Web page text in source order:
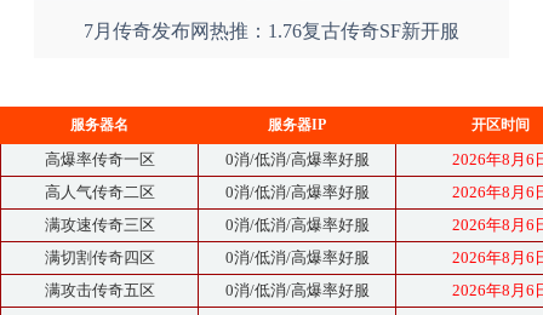
7月传奇发布网热推：1.76复古传奇SF新开服
服务器名 服务器IP 开区时间
高爆率传奇一区 0消/低消/高爆率好服
2026年8月6
高人气传奇二区
0消/低消/高爆率好服
2026年8月6
满攻速传奇三区
0消/低消/高爆率好服
2026年8月6
满切割传奇四区
0消/低消/高爆率好服
2026年8月6
满攻击传奇五区
0消/低消/高爆率好服
2026年8月6